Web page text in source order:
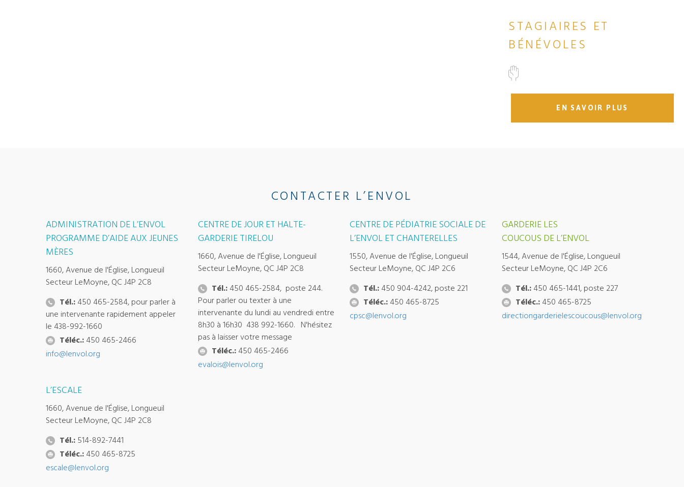
STAGIAIRES ET
BÉNÉVOLES
EN SAVOIR PLUS
CONTACTER L’ENVOL
ADMINISTRATION DE L’ENVOL
PROGRAMME D’AIDE AUX JEUNES
MÈRES
1660, Avenue de l'Église, Longueuil
Secteur LeMoyne, QC J4P 2C8
Tél.: 450 465-2584, pour parler à
une intervenante rapidement appeler
le 438-992-1660
Téléc.: 450 465-2466
info@lenvol.org
CENTRE DE JOUR ET HALTE-
GARDERIE TIRELOU
1660, Avenue de l'Église, Longueuil
Secteur LeMoyne, QC J4P 2C8
Tél.:450 465-2584, poste 244.
Pour parler ou texter à une
intervenante du lundi au vendredi entre
8h30 à 16h30 438 992-1660. N'hésitez
pas à laisser votre message
Téléc.:450 465-2466
evalois@lenvol.org
CENTRE DE PÉDIATRIE SOCIALE DE
L’ENVOL ET CHANTERELLES
1550, Avenue de l'Église, Longueuil
Secteur LeMoyne, QC J4P 2C6
Tél.: 450 904-4242, poste 221
Téléc.: 450 465-8725
cpsc@lenvol.org
GARDERIE LES
COUCOUS DE L’ENVOL
1544, Avenue de l'Église, Longueuil
Secteur LeMoyne, QC J4P 2C6
Tél.:450 465-1441, poste 227
Téléc.:450 465-8725
directiongarderielescoucous@lenvol.org
L’ESCALE
1660, Avenue de l'Église, Longueuil
Secteur LeMoyne, QC J4P 2C8
Tél.: 514-892-7441
Téléc.: 450 465-8725
escale@lenvol.org